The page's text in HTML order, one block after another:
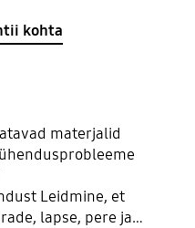
kohta
materjalid
Leidmine, et
lapse, pere ja